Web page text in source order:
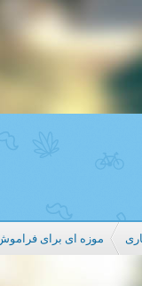
موزه ای برای